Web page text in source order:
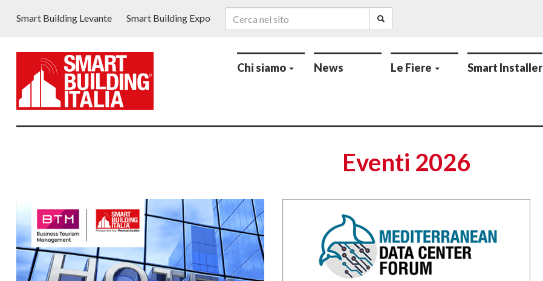
Smart Building Levante Smart Building Expo
Chi siamo News Le Fiere Smart Installer
Eventi 2026